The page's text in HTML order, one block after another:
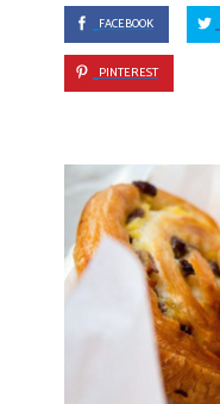
FACEBOOK
PINTEREST